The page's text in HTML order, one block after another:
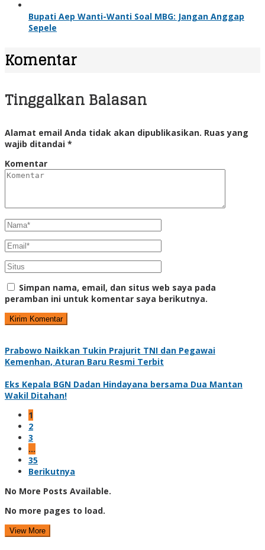
Bupati Aep Wanti-Wanti Soal MBG: Jangan Anggap
Sepele
Komentar
Tinggalkan Balasan
Alamat email Anda tidak akan dipublikasikan. Ruas yang
wajib ditandai *
Komentar
Simpan nama, email, dan situs web saya pada
peramban ini untuk komentar saya berikutnya.
Prabowo Naikkan Tukin Prajurit TNI dan Pegawai
Kemenhan, Aturan Baru Resmi Terbit
Eks Kepala BGN Dadan Hindayana bersama Dua Mantan
Wakil Ditahan!
1
2
3
…
35
Berikutnya
No More Posts Available.
No more pages to load.
View More